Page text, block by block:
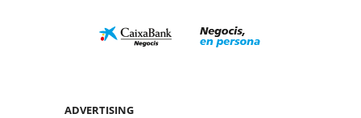
ADVERTISING